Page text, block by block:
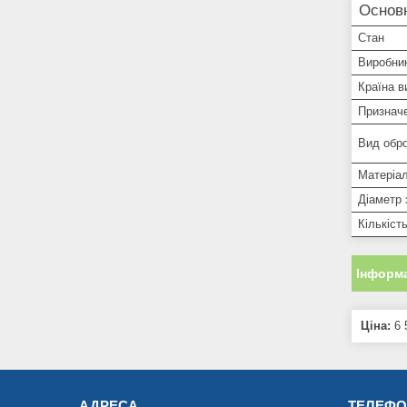
Стан
Країна
Вид
Діаметр
Ціна: 6